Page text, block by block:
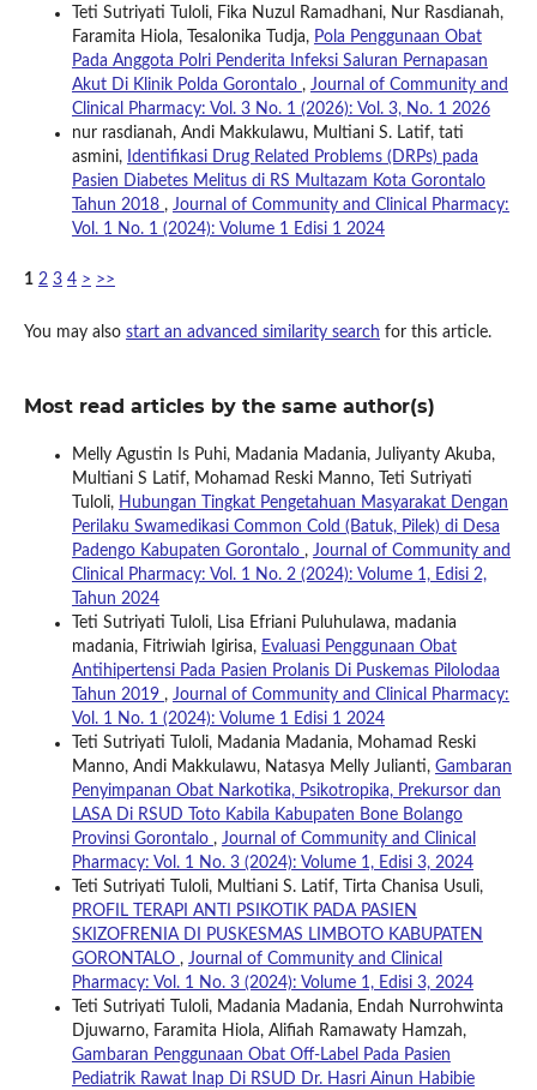
Teti Sutriyati Tuloli, Fika Nuzul Ramadhani, Nur Rasdianah,
Faramita Hiola, Tesalonika Tudja, Pola Penggunaan Obat
Pada Anggota Polri Penderita Infeksi Saluran Pernapasan
Akut Di Klinik Polda Gorontalo , Journal of Community and
Clinical Pharmacy: Vol. 3 No. 1 (2026): Vol. 3, No. 1 2026
nur rasdianah, Andi Makkulawu, Multiani S. Latif, tati
asmini, Identifikasi Drug Related Problems (DRPs) pada
Pasien Diabetes Melitus di RS Multazam Kota Gorontalo
Tahun 2018 , Journal of Community and Clinical Pharmacy:
Vol. 1 No. 1 (2024): Volume 1 Edisi 1 2024
1 2 3 4 > >>
You may also start an advanced similarity search for this article.
Most read articles by the same author(s)
Melly Agustin Is Puhi, Madania Madania, Juliyanty Akuba,
Multiani S Latif, Mohamad Reski Manno, Teti Sutriyati
Tuloli, Hubungan Tingkat Pengetahuan Masyarakat Dengan
Perilaku Swamedikasi Common Cold (Batuk, Pilek) di Desa
Padengo Kabupaten Gorontalo , Journal of Community and
Clinical Pharmacy: Vol. 1 No. 2 (2024): Volume 1, Edisi 2,
Tahun 2024
Teti Sutriyati Tuloli, Lisa Efriani Puluhulawa, madania
madania, Fitriwiah Igirisa, Evaluasi Penggunaan Obat
Antihipertensi Pada Pasien Prolanis Di Puskemas Pilolodaa
Tahun 2019 , Journal of Community and Clinical Pharmacy:
Vol. 1 No. 1 (2024): Volume 1 Edisi 1 2024
Teti Sutriyati Tuloli, Madania Madania, Mohamad Reski
Manno, Andi Makkulawu, Natasya Melly Julianti, Gambaran
Penyimpanan Obat Narkotika, Psikotropika, Prekursor dan
LASA Di RSUD Toto Kabila Kabupaten Bone Bolango
Provinsi Gorontalo , Journal of Community and Clinical
Pharmacy: Vol. 1 No. 3 (2024): Volume 1, Edisi 3, 2024
Teti Sutriyati Tuloli, Multiani S. Latif, Tirta Chanisa Usuli,
PROFIL TERAPI ANTI PSIKOTIK PADA PASIEN
SKIZOFRENIA DI PUSKESMAS LIMBOTO KABUPATEN
GORONTALO , Journal of Community and Clinical
Pharmacy: Vol. 1 No. 3 (2024): Volume 1, Edisi 3, 2024
Teti Sutriyati Tuloli, Madania Madania, Endah Nurrohwinta
Djuwarno, Faramita Hiola, Alifiah Ramawaty Hamzah,
Gambaran Penggunaan Obat Off-Label Pada Pasien
Pediatrik Rawat Inap Di RSUD Dr. Hasri Ainun Habibie